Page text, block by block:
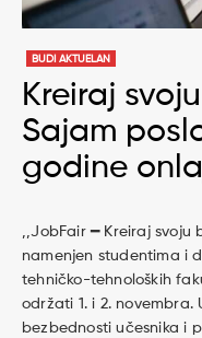
BUDI AKTUELAN
Kreiraj
Sajam
godine
‚‚JobFair ━ Kreiraj
namenjen studentima i
tehničko-tehnoloških
održati 1. i 2. novembra.
bezbednosti učesnika i